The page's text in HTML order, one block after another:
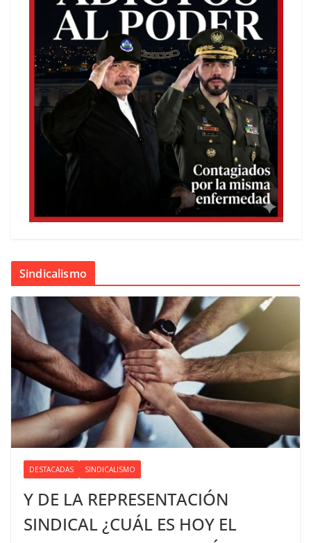
Sindicalismo
DESTACADAS SINDICALISMO
Y DE LA REPRESENTACIÓN
SINDICAL ¿CUÁL ES HOY EL